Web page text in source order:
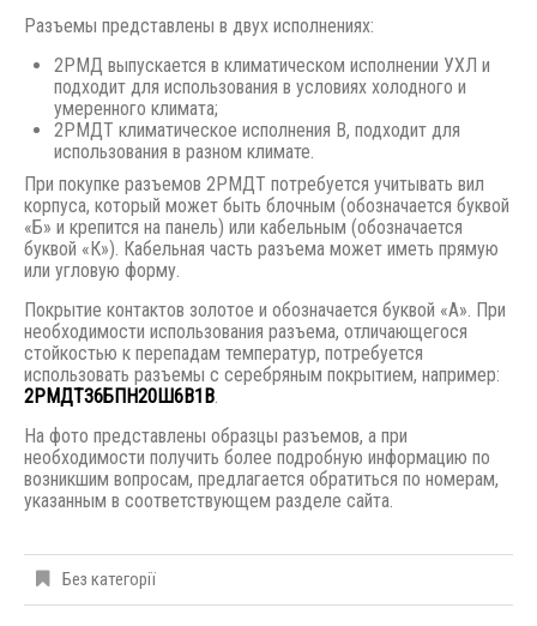
Разъемы представлены в двух исполнениях:
2РМД выпускается в климатическом исполнении УХЛ и
подходит для использования в условиях холодного и
умеренного климата;
2РМДТ климатическое исполнения В, подходит для
использования в разном климате.
При покупке разъемов 2РМДТ потребуется учитывать вил
корпуса, который может быть блочным (обозначается буквой
«Б» и крепится на панель) или кабельным (обозначается
буквой «К»). Кабельная часть разъема может иметь прямую
или угловую форму.
Покрытие контактов золотое и обозначается буквой «А». При
необходимости использования разъема, отличающегося
стойкостью к перепадам температур, потребуется
использовать разъемы с серебряным покрытием, например:
2РМДТ36БПН20Ш6В1В.
На фото представлены образцы разъемов, а при
необходимости получить более подробную информацию по
возникшим вопросам, предлагается обратиться по номерам,
указанным в соответствующем разделе сайта.
Без категорії